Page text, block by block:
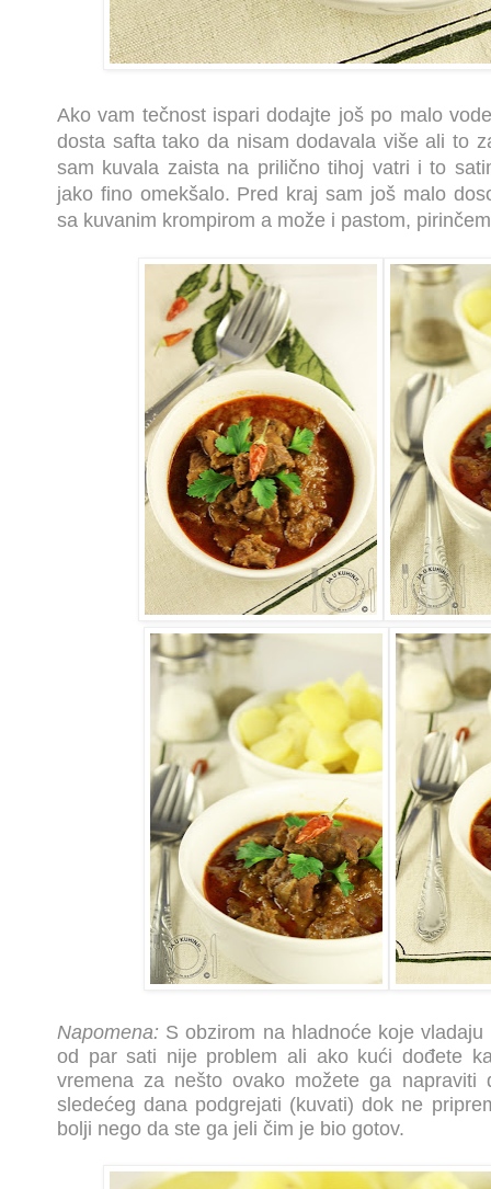
Ako vam tečnost ispari dodajte još po malo
dosta safta tako da nisam dodavala više ali to
sam kuvala zaista na prilično tihoj vatri i to
jako fino omekšalo. Pred kraj sam još malo
sa kuvanim krompirom a može i pastom,
Napomena: S obzirom na hladnoće koje
od par sati nije problem ali ako kući dođete
vremena za nešto ovako možete ga napraviti
sledećeg dana podgrejati (kuvati) dok ne
bolji nego da ste ga jeli čim je bio gotov.